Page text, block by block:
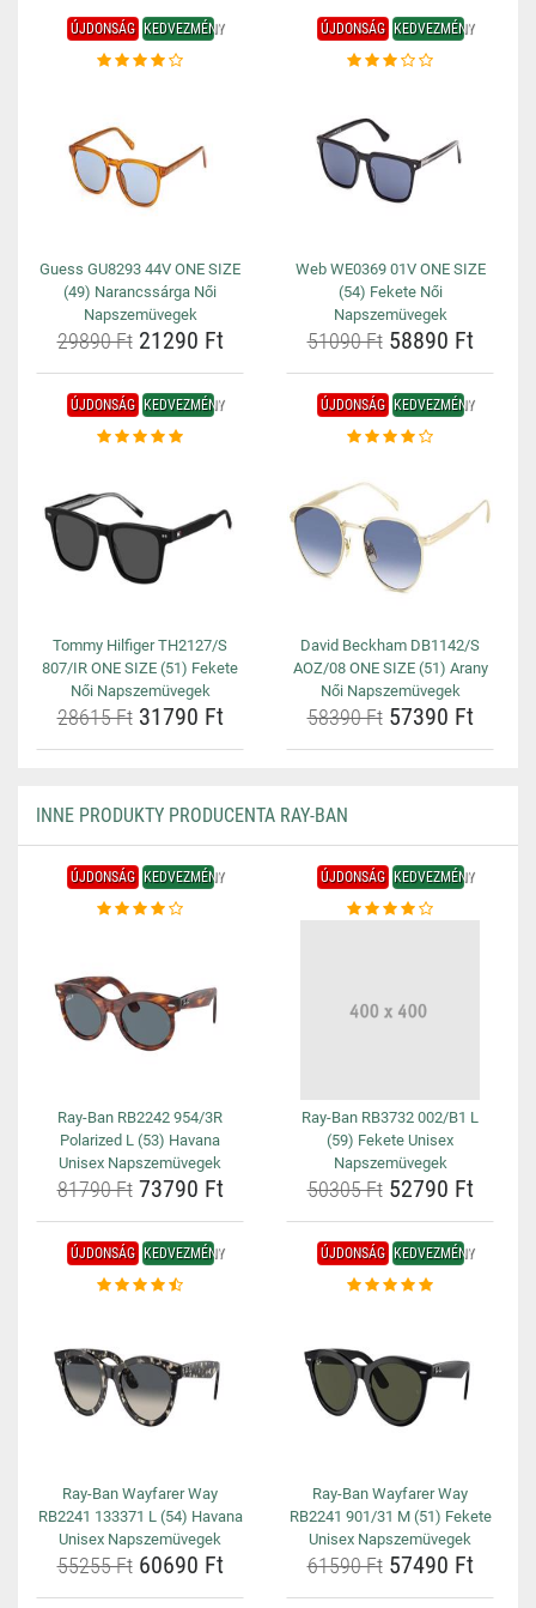
ÚJDONSÁG KEDVEZMÉNY
Guess GU8293 44V ONE SIZE
(49) Narancssárga Női
Napszemüvegek
29890 Ft21290 Ft
ÚJDONSÁG KEDVEZMÉNY
Web WE0369 01V ONE SIZE
(54) Fekete Női
Napszemüvegek
51090 Ft58890 Ft
ÚJDONSÁG KEDVEZMÉNY
Tommy Hilfiger TH2127/S
807/IR ONE SIZE (51) Fekete
Női Napszemüvegek
28615 Ft31790 Ft
ÚJDONSÁG KEDVEZMÉNY
David Beckham DB1142/S
AOZ/08 ONE SIZE (51) Arany
Női Napszemüvegek
58390 Ft57390 Ft
INNE PRODUKTY PRODUCENTA RAY-BAN
ÚJDONSÁG KEDVEZMÉNY
Ray-Ban RB2242 954/3R
Polarized L (53) Havana
Unisex Napszemüvegek
81790 Ft73790 Ft
ÚJDONSÁG KEDVEZMÉNY
Ray-Ban RB3732 002/B1 L
(59) Fekete Unisex
Napszemüvegek
50305 Ft52790 Ft
ÚJDONSÁG KEDVEZMÉNY
Ray-Ban Wayfarer Way
RB2241 133371 L (54) Havana
Unisex Napszemüvegek
55255 Ft60690 Ft
ÚJDONSÁG KEDVEZMÉNY
Ray-Ban Wayfarer Way
RB2241 901/31 M (51) Fekete
Unisex Napszemüvegek
61590 Ft57490 Ft